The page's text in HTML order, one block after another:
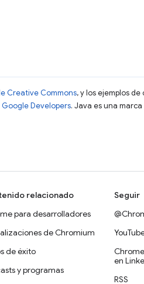
Creative Commons, y los ejemplos de
Developers. Java es una
relacionado
para desarrolladores
de Chromium
de éxito
y programas
Seguir
en
RSS